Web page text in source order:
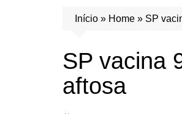
Início » Home » SP
SP vacina
aftosa